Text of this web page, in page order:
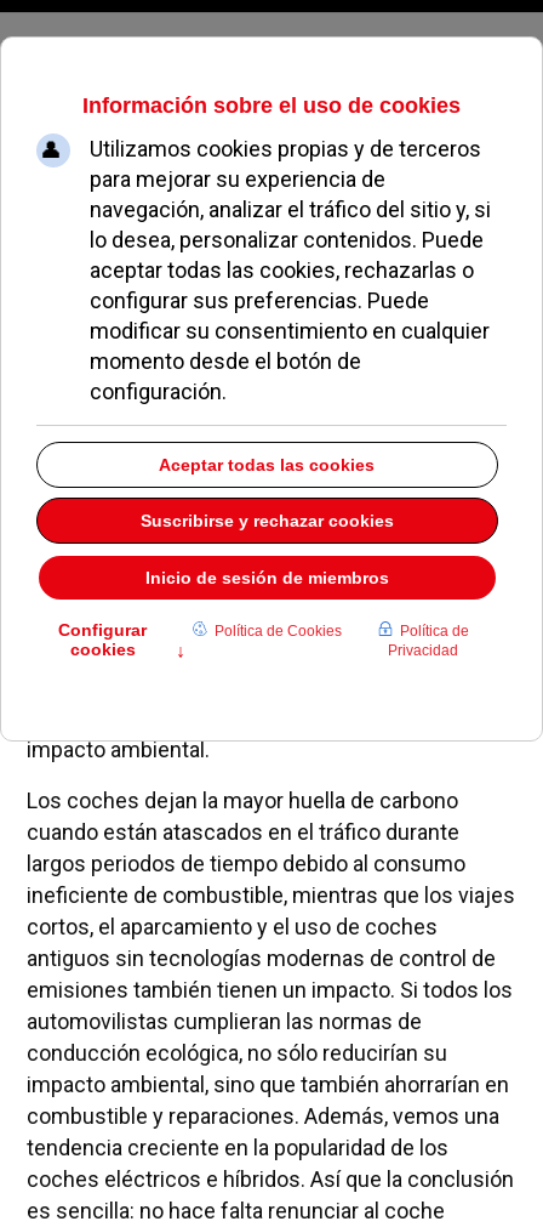
Viernes, 07 de agosto de 2026
Consejos para conductores
urbanos: cómo reducir la huella de
carbono sin renunciar al coche
LUCAS MESERO ÚLTIMAS NOTICIAS 22 MAYO 2025
impacto ambiental.
Los coches dejan la mayor huella de carbono
cuando están atascados en el tráfico durante
largos periodos de tiempo debido al consumo
ineficiente de combustible, mientras que los viajes
cortos, el aparcamiento y el uso de coches
antiguos sin tecnologías modernas de control de
emisiones también tienen un impacto. Si todos los
automovilistas cumplieran las normas de
conducción ecológica, no sólo reducirían su
impacto ambiental, sino que también ahorrarían en
combustible y reparaciones. Además, vemos una
tendencia creciente en la popularidad de los
coches eléctricos e híbridos. Así que la conclusión
es sencilla: no hace falta renunciar al coche